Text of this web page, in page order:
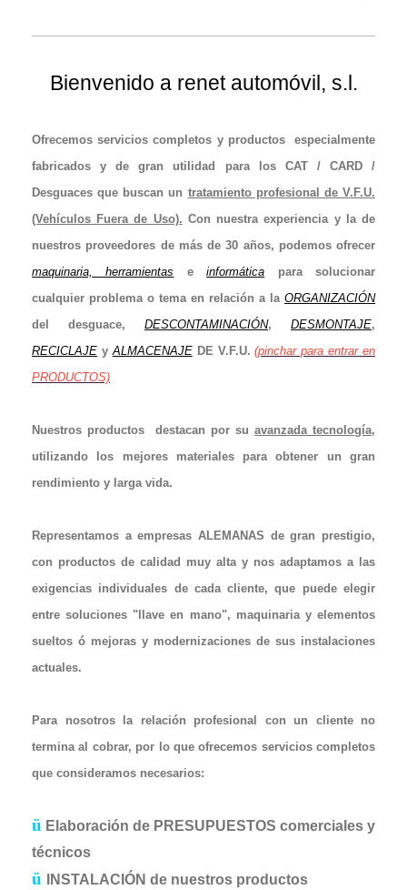
Bienvenido a renet automóvil, s.l.
Ofrecemos servicios completos y productos
especialmente
fabricados y de gran utilidad para los CAT / CARD /
Desguaces que buscan un tratamiento profesional de V.F.U.
(Vehículos Fuera de Uso). Con nuestra experiencia y la de
nuestros proveedores de más de 30 años, podemos ofrecer
maquinaria, herramientas einformática para solucionar
cualquier problema o tema en relación a la ORGANIZACIÓN
del desguace, DESCONTAMINACIÓN, DESMONTAJE,
RECICLAJE yALMACENAJEDE V.F.U.(pinchar para entrar en
PRODUCTOS)
Nuestros productos destacan por su avanzada tecnología,
utilizando los mejores materiales para obtener un gran
rendimiento y larga vida.
Representamos a empresas ALEMANAS de gran prestigio,
con productos de calidad muy alta y nos adaptamos a las
exigencias individuales de cada cliente, que puede elegir
entre soluciones "llave en mano", maquinaria y elementos
sueltos ó mejoras y modernizaciones de sus instalaciones
actuales.
Para nosotros la relación profesional con un cliente no
termina al cobrar, por lo que ofrecemos servicios completos
que consideramos necesarios:
ü Elaboración de PRESUPUESTOS comerciales y
técnicos
ü INSTALACIÓN de nuestros productos